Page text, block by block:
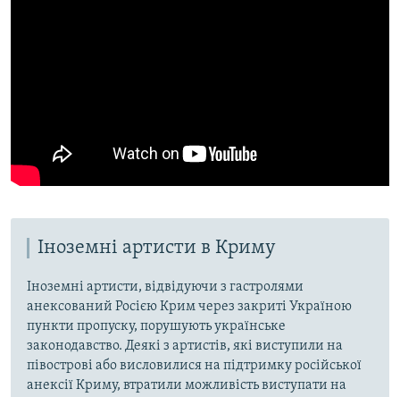
Іноземні артисти в Криму
Іноземні артисти, відвідуючи з гастролями
анексований Росією Крим через закриті Україною
пункти пропуску, порушують українське
законодавство. Деякі з артистів, які виступили на
півострові або висловилися на підтримку російської
анексії Криму, втратили можливість виступати на